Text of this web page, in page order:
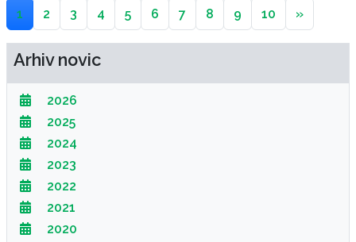
Arhiv novic
2026
2025
2024
2023
2022
2021
2020
1 2 3 4 5 6 7 8 9 10 »